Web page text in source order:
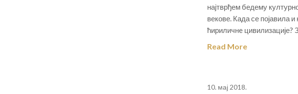
најтврђем бедему
векове. Када се појавила
ћириличнe цивилизације?
Read More
10. мај 2018.